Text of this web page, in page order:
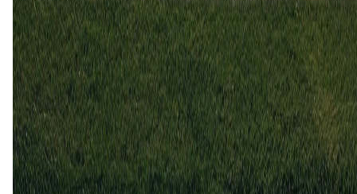
Cerro
Boston River
00
19 mei2025
Boston River
Cerro
0 0
18 nov 2024